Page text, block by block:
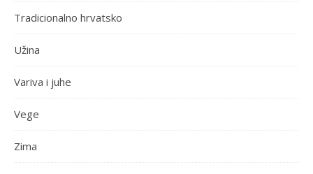
Tradicionalno hrvatsko
Užina
Variva i juhe
Vege
Zima